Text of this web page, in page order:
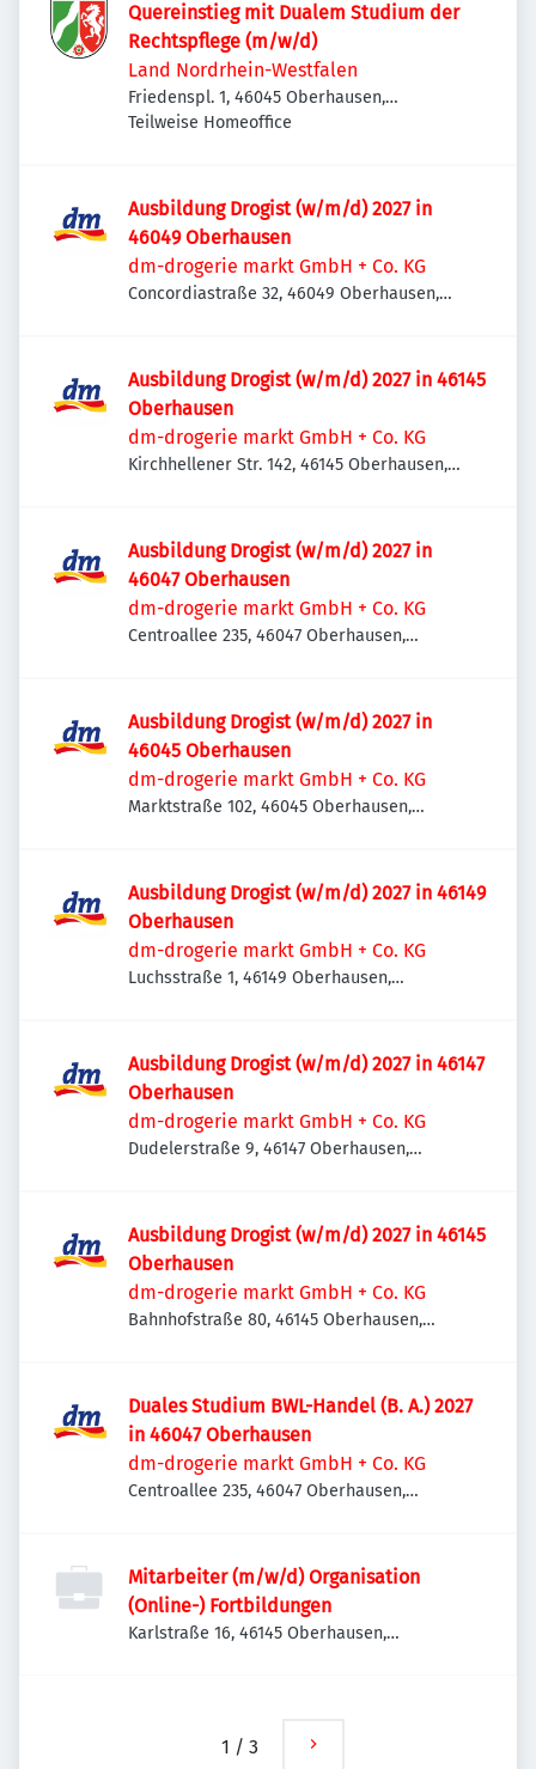
Quereinstieg mit Dualem Studium der
Rechtspflege (m/w/d)
Land Nordrhein-Westfalen
Friedenspl. 1, 46045 Oberhausen,
Deutschland
Teilweise Homeoffice
Ausbildung Drogist (w/m/d) 2027 in
46049 Oberhausen
dm-drogerie markt GmbH + Co. KG
Concordiastraße 32, 46049 Oberhausen,
Ausbildung Drogist (w/m/d) 2027 in 46145
Oberhausen
dm-drogerie markt GmbH + Co. KG
Kirchhellener Str. 142, 46145 Oberhausen,
Ausbildung Drogist (w/m/d) 2027 in
46047 Oberhausen
dm-drogerie markt GmbH + Co. KG
Centroallee 235, 46047 Oberhausen,
Ausbildung Drogist (w/m/d) 2027 in
46045 Oberhausen
dm-drogerie markt GmbH + Co. KG
Marktstraße 102, 46045 Oberhausen,
Ausbildung Drogist (w/m/d) 2027 in 46149
Oberhausen
dm-drogerie markt GmbH + Co. KG
Luchsstraße 1, 46149 Oberhausen,
Ausbildung Drogist (w/m/d) 2027 in 46147
Oberhausen
dm-drogerie markt GmbH + Co. KG
Dudelerstraße 9, 46147 Oberhausen,
Ausbildung Drogist (w/m/d) 2027 in 46145
Oberhausen
dm-drogerie markt GmbH + Co. KG
Bahnhofstraße 80, 46145 Oberhausen,
Duales Studium BWL-Handel (B. A.) 2027
in 46047 Oberhausen
dm-drogerie markt GmbH + Co. KG
Centroallee 235, 46047 Oberhausen,
Mitarbeiter (m/w/d) Organisation
(Online-) Fortbildungen
Karlstraße 16, 46145 Oberhausen,
1 / 3